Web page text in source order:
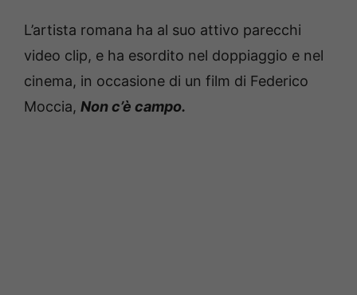
L’artista romana ha al suo attivo parecchi
video clip, e ha esordito nel doppiaggio e nel
cinema, in occasione di un film di Federico
Moccia, Non c’è campo.